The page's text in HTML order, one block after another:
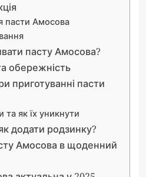
пасти Амосова
пасту Амосова?
обережність
приготуванні пасти
та як їх уникнути
додати родзинку?
Амосова в щоденний